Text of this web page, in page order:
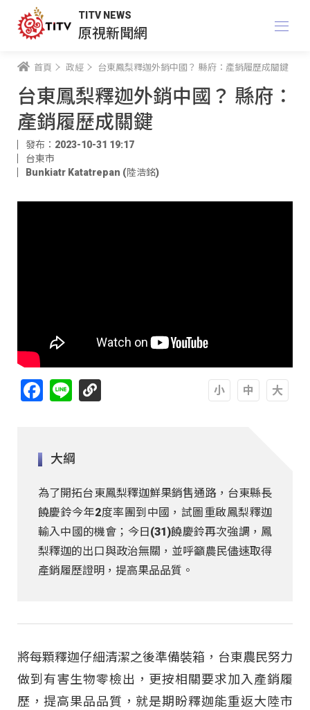
TITV NEWS
原視新聞網
首頁 政經 台東鳳梨釋迦外銷中國？ 縣府：產銷履歷成關鍵
台東鳳梨釋迦外銷中國？ 縣府：
產銷履歷成關鍵
發布：2023-10-31 19:17
台東市
Bunkiatr Katatrepan (陸浩銘)
Facebook
Line
大綱
為了開拓台東鳳梨釋迦鮮果銷售通路，台東縣長
饒慶鈴今年2度率團到中國，試圖重啟鳳梨釋迦
輸入中國的機會；今日(31)饒慶鈴再次強調，鳳
梨釋迦的出口與政治無關，並呼籲農民儘速取得
產銷履歷證明，提高果品品質。
將每顆釋迦仔細清潔之後準備裝箱，台東農民努力
做到有害生物零檢出，更按相關要求加入產銷履
歷，提高果品品質，就是期盼釋迦能重返大陸市